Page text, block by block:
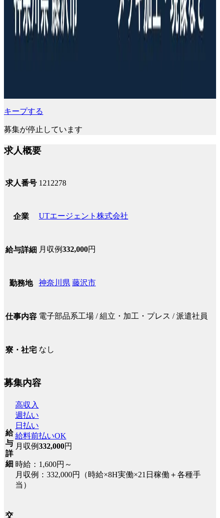
キープする
募集が停止しています
求人概要
求人番号 1212278
企業 UTエージェント株式会社
給与詳細 月収例332,000円
勤務地 神奈川県 藤沢市
仕事内容 電子部品系工場 / 組立・加工・プレス / 派遣社員
寮・社宅 なし
募集内容
給
与
詳
細
高収入
週払い
日払い
給料前払いOK
月収例332,000円
時給：1,600円～
月収例：332,000円（時給×8H実働×21日稼働＋各種手
当）
交